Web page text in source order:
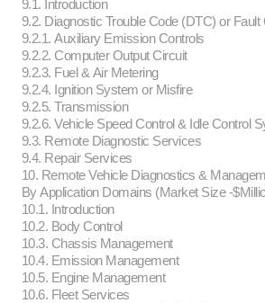
9.1. Introduction
9.2. Diagnostic Trouble Code (DTC) or
9.2.1. Auxiliary Emission Controls
9.2.2. Computer Output Circuit
9.2.3. Fuel & Air Metering
9.2.4. Ignition System or Misfire
9.2.5. Transmission
9.2.6. Vehicle Speed Control & Idle Control
9.3. Remote Diagnostic Services
9.4. Repair Services
10. Remote Vehicle Diagnostics &
By Application Domains (Market Size -
10.1. Introduction
10.2. Body Control
10.3. Chassis Management
10.4. Emission Management
10.5. Engine Management
10.6. Fleet Services